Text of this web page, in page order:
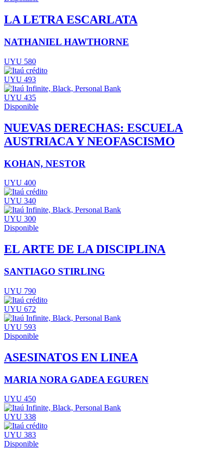
LA LETRA ESCARLATA
NATHANIEL HAWTHORNE
UYU 580
UYU 493
UYU 435
Disponible
NUEVAS DERECHAS: ESCUELA
AUSTRIACA Y NEOFASCISMO
KOHAN, NESTOR
UYU 400
UYU 340
UYU 300
Disponible
EL ARTE DE LA DISCIPLINA
SANTIAGO STIRLING
UYU 790
UYU 672
UYU 593
Disponible
ASESINATOS EN LINEA
MARIA NORA GADEA EGUREN
UYU 450
UYU 338
UYU 383
Disponible